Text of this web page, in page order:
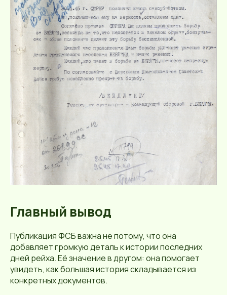
Главный вывод
Публикация ФСБ важна не потому, что она
добавляет громкую деталь к истории последних
дней рейха. Её значение в другом: она помогает
увидеть, как большая история складывается из
конкретных документов.